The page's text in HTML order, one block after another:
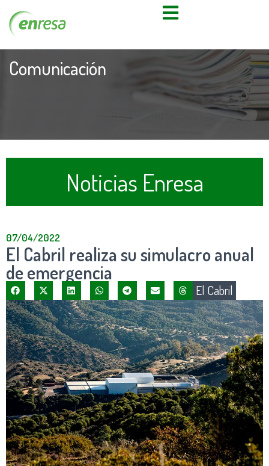
Comunicación
Noticias Enresa
07/04/2022
El Cabril realiza su simulacro anual
de emergencia
El Cabril